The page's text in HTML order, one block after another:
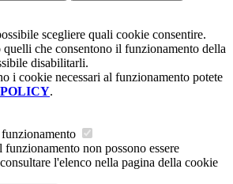
scegliere quali cookie consentire.
quelli che consentono il funzionamento della
disabilitarli.
i cookie necessari al funzionamento potete
.
non possono essere
l'elenco nella pagina della cookie